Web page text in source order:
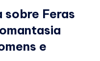
sobre Feras
e